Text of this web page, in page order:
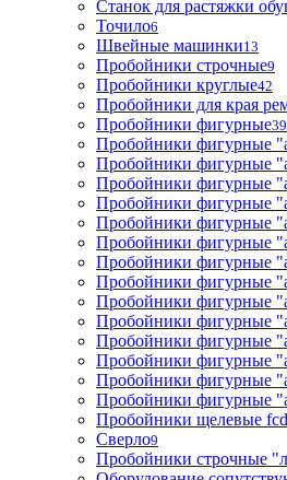
Станок для растяжки
Точило6
Швейные машинки13
Пробойники строчные9
Пробойники круглые42
Пробойники для края
Пробойники фигурные
Пробойники фигурные
Пробойники фигурные
Пробойники фигурные
Пробойники фигурные
Пробойники фигурные
Пробойники фигурные
Пробойники фигурные
Пробойники фигурные
Пробойники фигурные
Пробойники фигурные
Пробойники фигурные
Пробойники фигурные
Пробойники фигурные
Пробойники фигурные
Пробойники щелевые fcd
Сверло9
Пробойники строчные